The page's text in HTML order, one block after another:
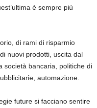
è sempre più
di rami di risparmio
nuovi prodotti, uscita dal
società bancaria, politiche di
automazione.
future si facciano sentire